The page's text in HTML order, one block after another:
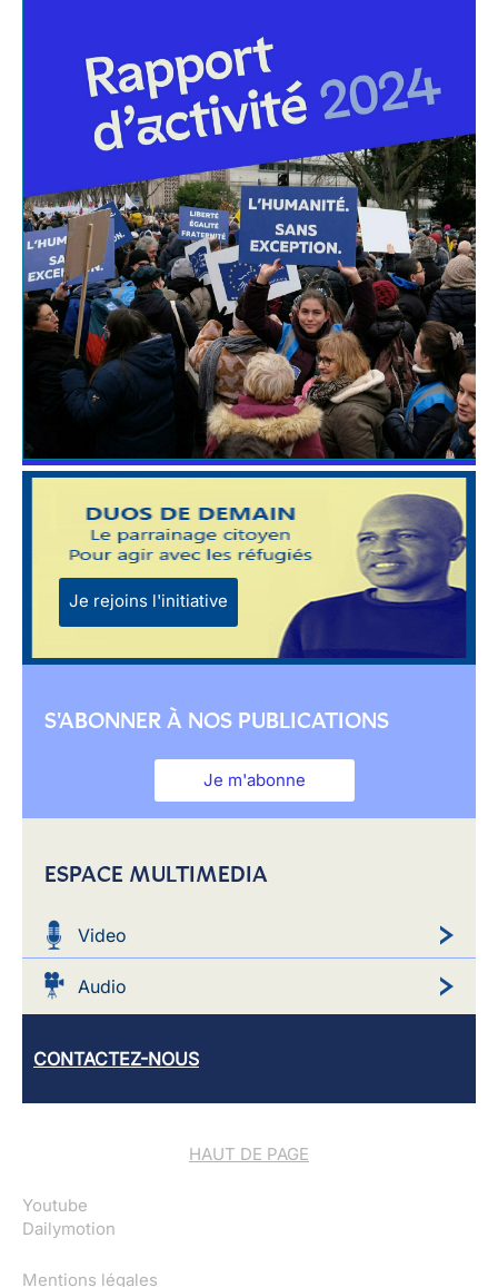
Je rejoins l'initiative
S'ABONNER À NOS PUBLICATIONS
Je m'abonne
ESPACE MULTIMEDIA
Video
Audio
CONTACTEZ-NOUS
HAUT DE PAGE
Youtube
Dailymotion
Mentions légales